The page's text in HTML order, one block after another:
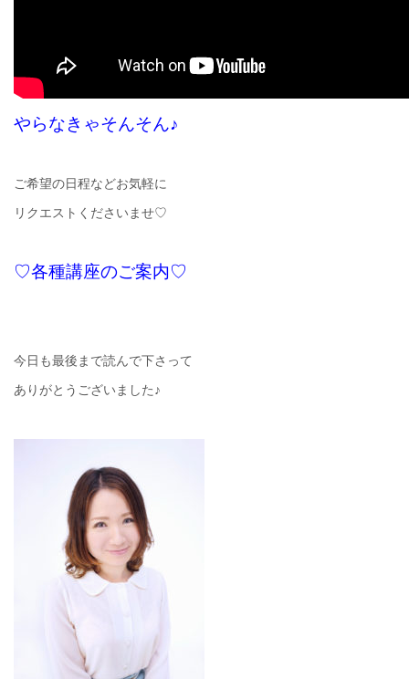
やらなきゃそんそん♪
ご希望の日程などお気軽に
リクエストくださいませ♡
♡各種講座のご案内♡
今日も最後まで読んで下さって
ありがとうございました♪